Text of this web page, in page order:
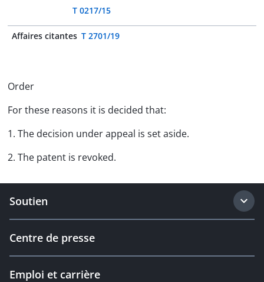
T 0217/15
Affaires citantes T 2701/19
Order
For these reasons it is decided that:
1. The decision under appeal is set aside.
2. The patent is revoked.
Soutien
Centre de presse
Emploi et carrière